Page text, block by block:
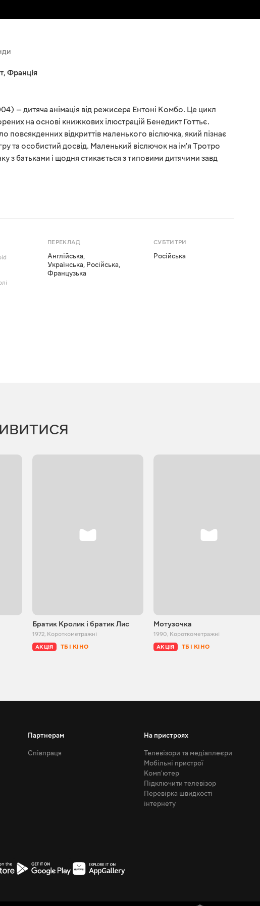
, Франція
— дитяча анімація від режисера Ентоні Комбо. Це цикл
на основі книжкових ілюстрацій Бенедикт Готтьє.
повсякденних відкриттів маленького віслючка, який пізнає
та особистий досвід. Маленький віслючок на ім'я Тротро
з батьками і щодня стикається з типовими дитячими завд
ПЕРЕКЛАД
Англійська,
Українська, Російська,
Французька
СУБТИТРИ
Російська
Братик Кролик і братик Лис
1972, Короткометражні
АКЦІЯ ТБ І КІНО
Мотузочка
1990, Короткометражні
АКЦІЯ ТБ І КІНО
Партнерам
Співпраця
На пристроях
Телевізори та медіаплеєри
Мобільні пристрої
Комп'ютер
Підключити телевізор
Перевірка швидкості
інтернету